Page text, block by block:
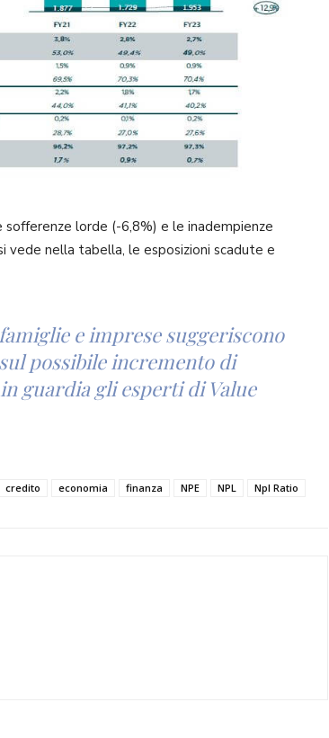
sofferenze lorde (-6,8%) e le inadempienze
vede nella tabella, le esposizioni scadute e
e imprese suggeriscono
possibile incremento di
guardia gli esperti di Value
credito economia finanza NPE NPL Npl Ratio